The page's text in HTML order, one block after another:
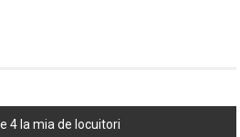
4 la mia de locuitori